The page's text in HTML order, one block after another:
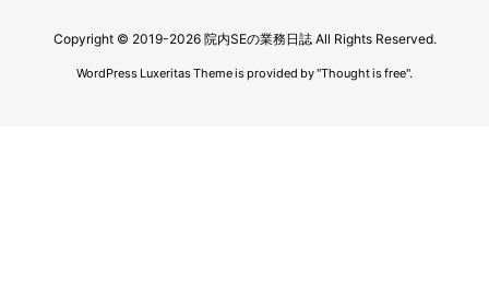
Copyright © 2019-2026 院内SEの業務日誌All Rights Reserved.
WordPress Luxeritas Theme is provided by "Thought is free".